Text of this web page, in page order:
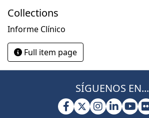
Collections
Informe Clínico
Full item page
SÍGUENOS EN...